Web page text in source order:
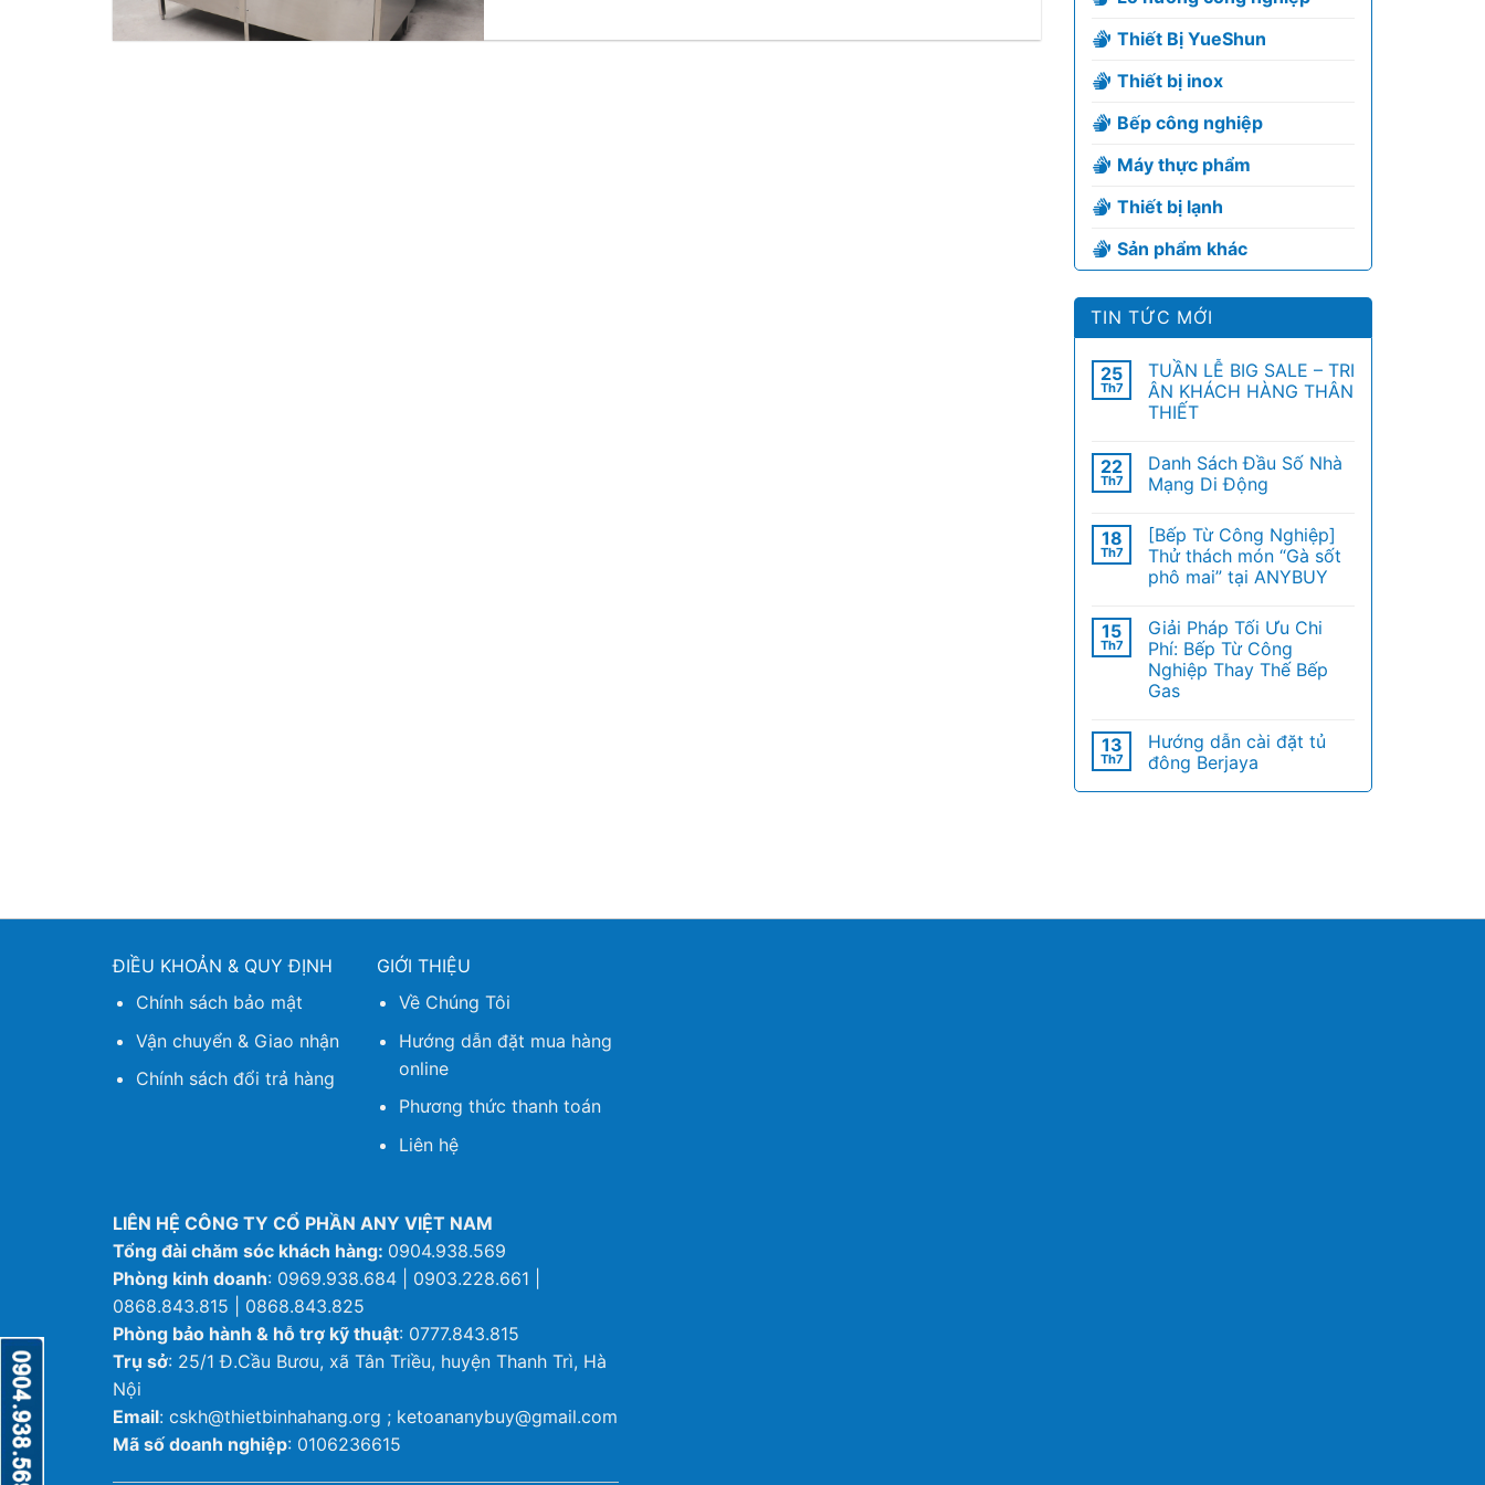
Thiết Bị YueShun
Thiết bị inox
Bếp công nghiệp
Máy thực phẩm
Thiết bị lạnh
Sản phẩm khác
TIN TỨC MỚI
25
Th7
TUẦN LỄ BIG SALE – TRI
ÂN KHÁCH HÀNG THÂN
THIẾT
22
Th7
Danh Sách Đầu Số Nhà
Mạng Di Động
18
Th7
[Bếp Từ Công Nghiệp]
Thử thách món “Gà sốt
phô mai” tại ANYBUY
15
Th7
Giải Pháp Tối Ưu Chi
Phí: Bếp Từ Công
Nghiệp Thay Thế Bếp
Gas
13
Th7
Hướng dẫn cài đặt tủ
đông Berjaya
ĐIỀU KHOẢN & QUY ĐỊNH
Chính sách bảo mật
Vận chuyển & Giao nhận
Chính sách đổi trả hàng
GIỚI THIỆU
Về Chúng Tôi
Hướng dẫn đặt mua hàng
online
Phương thức thanh toán
Liên hệ
LIÊN HỆ CÔNG TY CỔ PHẦN ANY VIỆT NAM
Tổng đài chăm sóc khách hàng: 0904.938.569
Phòng kinh doanh: 0969.938.684 | 0903.228.661 |
0868.843.815 | 0868.843.825
Phòng bảo hành & hỗ trợ kỹ thuật: 0777.843.815
Trụ sở: 25/1 Đ.Cầu Bươu, xã Tân Triều, huyện Thanh Trì, Hà
Nội
Email: cskh@thietbinhahang.org ; ketoananybuy@gmail.com
Mã số doanh nghiệp: 0106236615